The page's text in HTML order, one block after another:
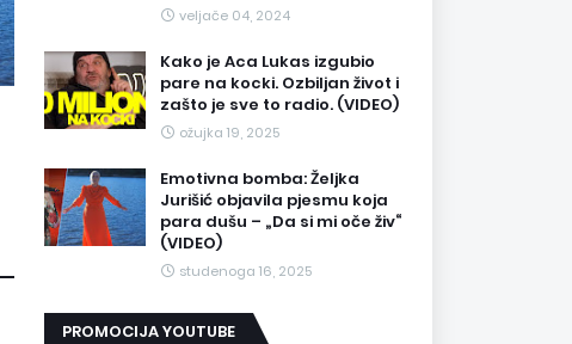
veljače 04, 2024
Kako je Aca Lukas izgubio
pare na kocki. Ozbiljan život i
zašto je sve to radio. (VIDEO)
ožujka 19, 2025
Emotivna bomba: Željka
Jurišić objavila pjesmu koja
para dušu – „Da si mi oče živ“
(VIDEO)
studenoga 16, 2025
PROMOCIJA YOUTUBE